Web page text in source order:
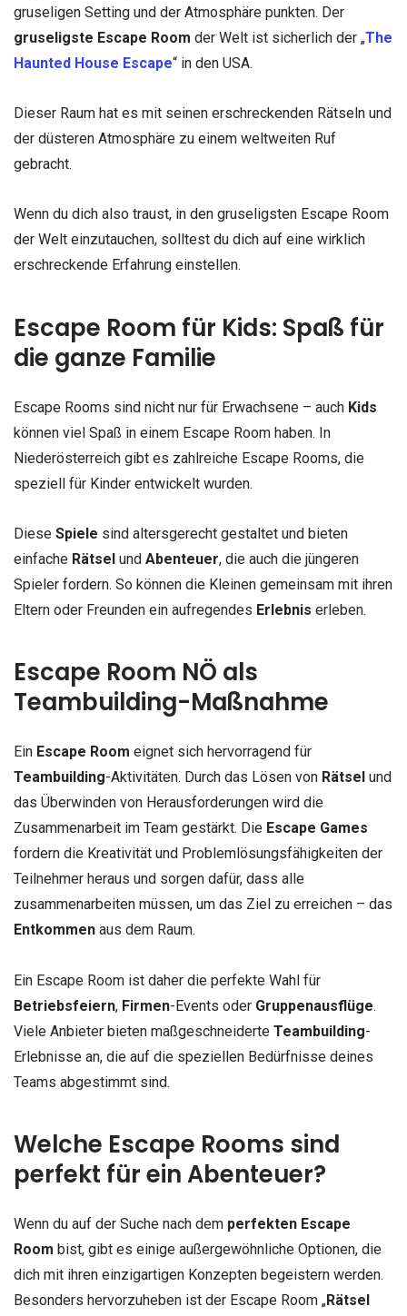
gruseligen Setting und der Atmosphäre punkten. Der
gruseligste Escape Room der Welt ist sicherlich der „The
Haunted House Escape“ in den USA.
Dieser Raum hat es mit seinen erschreckenden Rätseln und
der düsteren Atmosphäre zu einem weltweiten Ruf
gebracht.
Wenn du dich also traust, in den gruseligsten Escape Room
der Welt einzutauchen, solltest du dich auf eine wirklich
erschreckende Erfahrung einstellen.
Escape Room für Kids: Spaß für
die ganze Familie
Escape Rooms sind nicht nur für Erwachsene – auch Kids
können viel Spaß in einem Escape Room haben. In
Niederösterreich gibt es zahlreiche Escape Rooms, die
speziell für Kinder entwickelt wurden.
Diese Spiele sind altersgerecht gestaltet und bieten
einfache Rätsel und Abenteuer, die auch die jüngeren
Spieler fordern. So können die Kleinen gemeinsam mit ihren
Eltern oder Freunden ein aufregendes Erlebnis erleben.
Escape Room NÖ als
Teambuilding-Maßnahme
Ein Escape Room eignet sich hervorragend für
Teambuilding-Aktivitäten. Durch das Lösen von Rätsel und
das Überwinden von Herausforderungen wird die
Zusammenarbeit im Team gestärkt. Die Escape Games
fordern die Kreativität und Problemlösungsfähigkeiten der
Teilnehmer heraus und sorgen dafür, dass alle
zusammenarbeiten müssen, um das Ziel zu erreichen – das
Entkommen aus dem Raum.
Ein Escape Room ist daher die perfekte Wahl für
Betriebsfeiern, Firmen-Events oder Gruppenausflüge.
Viele Anbieter bieten maßgeschneiderte Teambuilding-
Erlebnisse an, die auf die speziellen Bedürfnisse deines
Teams abgestimmt sind.
Welche Escape Rooms sind
perfekt für ein Abenteuer?
Wenn du auf der Suche nach dem perfekten Escape
Room bist, gibt es einige außergewöhnliche Optionen, die
dich mit ihren einzigartigen Konzepten begeistern werden.
Besonders hervorzuheben ist der Escape Room „Rätsel